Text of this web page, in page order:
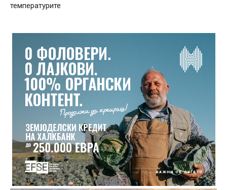
температурите